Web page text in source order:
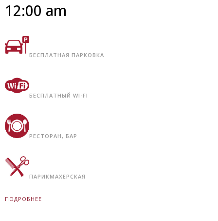
12:00 am
БЕСПЛАТНАЯ ПАРКОВКА
БЕСПЛАТНЫЙ WI-FI
РЕСТОРАН, БАР
ПАРИКМАХЕРСКАЯ
ПОДРОБНЕЕ